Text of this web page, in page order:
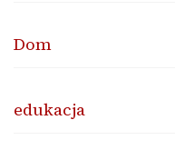
Dom
edukacja